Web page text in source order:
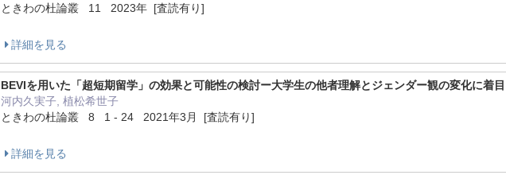
ときわの杜論叢 11 2023年 [査読有り]
詳細を見る
BEVIを用いた「超短期留学」の効果と可能性の検討ー大学生の他者理解とジェンダー観の変化に着
河内久実子, 植松希世子
ときわの杜論叢 8 1 - 24 2021年3月 [査読有り]
詳細を見る